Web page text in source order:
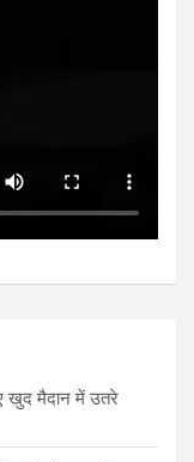
खुद मैदान में उतरे